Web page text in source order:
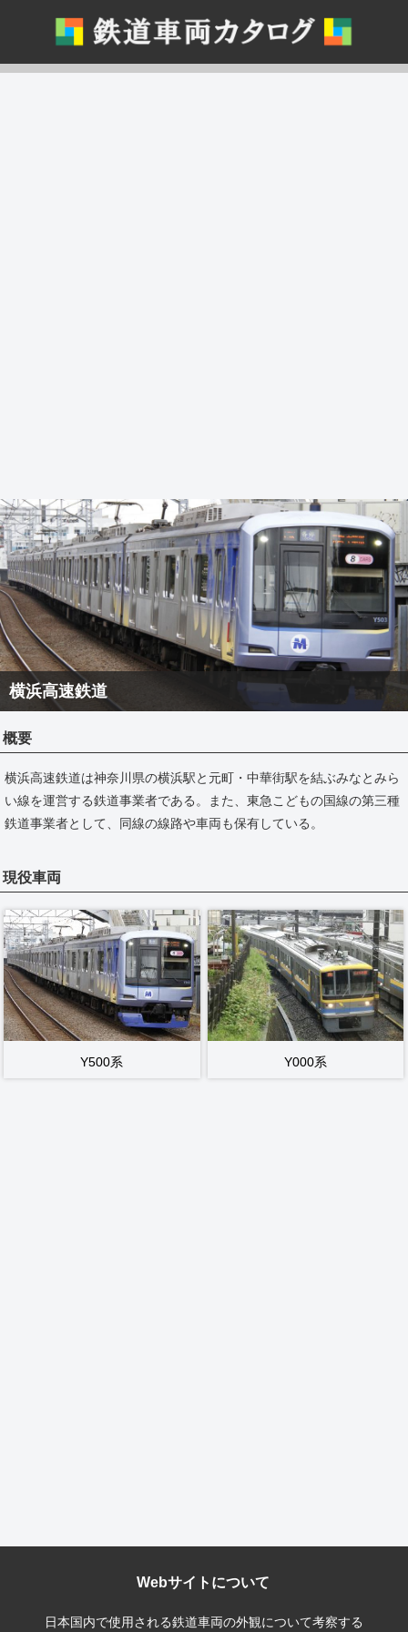
横浜高速鉄道
概要
横浜高速鉄道は神奈川県の横浜駅と元町・中華街駅を結ぶみなとみら
い線を運営する鉄道事業者である。また、東急こどもの国線の第三種
鉄道事業者として、同線の線路や車両も保有している。
現役車両
Y500系 Y000系
Webサイトについて
日本国内で使用される鉄道車両の外観について考察する